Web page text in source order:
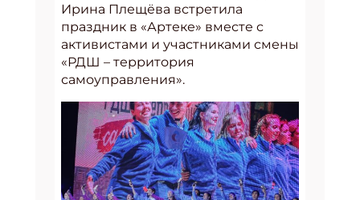
Ирина Плещёва встретила
праздник в «Артеке» вместе с
активистами и участниками смены
«РДШ – территория
самоуправления».